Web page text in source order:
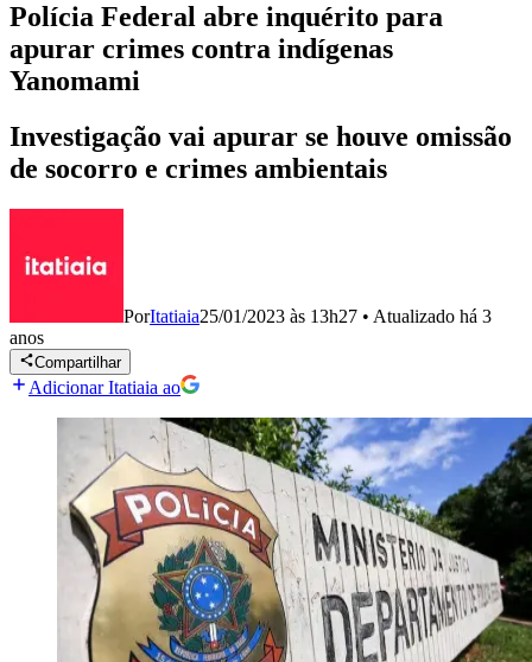
Polícia Federal abre inquérito para
apurar crimes contra indígenas
Yanomami
Investigação vai apurar se houve omissão
de socorro e crimes ambientais
PorItatiaia25/01/2023 às 13h27 • Atualizado há 3
anos
Compartilhar
Adicionar Itatiaia ao